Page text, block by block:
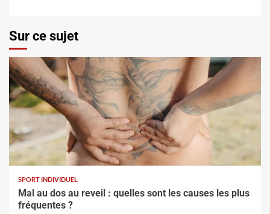
Sur ce sujet
SPORT INDIVIDUEL
Mal au dos au reveil : quelles sont les causes les plus
fréquentes ?